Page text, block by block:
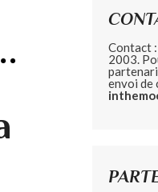
Contact :
2003.
envoi de